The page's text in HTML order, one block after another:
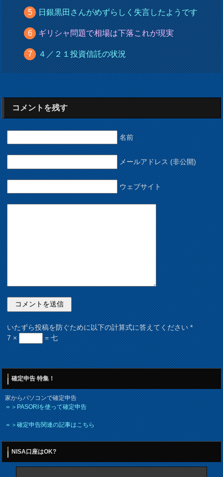
日銀黒田さんがめずらしく失言したようです
ギリシャ問題で相場は下落これが現実
４／２１投資信託の状況
コメントを残す
名前
メールアドレス (非公開)
ウェブサイト
いたずら投稿を防ぐために以下の計算式に答えてください*
7 ×
= 七
確定申告 特集！
家からパソコンで確定申告
＝＞PASORIを使って確定申告
＝＞確定申告関連の記事はこちら
NISA口座はOK?